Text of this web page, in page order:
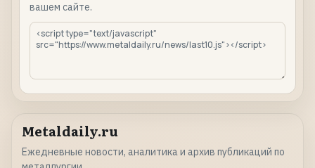
вашем сайте.
Metaldaily.ru
Ежедневные новости, аналитика и архив публикаций по